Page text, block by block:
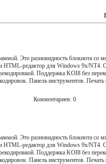
Это разновидность блокнота
HTML-pедактоp для Windows 9x/
Поддержка KOI8 без
Панель инструментов.
Комментариев: 0
Это разновидность блокнота
HTML-pедактоp для Windows 9x/
Поддержка KOI8 без
Панель инструментов.